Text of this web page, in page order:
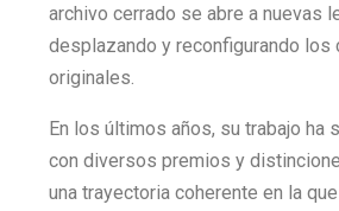
archivo cerrado se abre a nuevas
desplazando y reconfigurando los
originales.
En los últimos años, su trabajo ha
con diversos premios y
una trayectoria coherente en la